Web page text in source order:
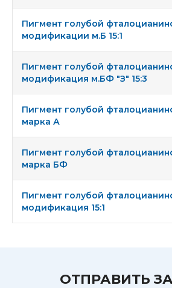
Пигмент голубой
модификации м.Б 15:1
Пигмент голубой
модификация м.БФ "З" 15:3
Пигмент голубой
марка А
Пигмент голубой
марка БФ
Пигмент голубой
модификация 15:1
ОТПРАВИТЬ